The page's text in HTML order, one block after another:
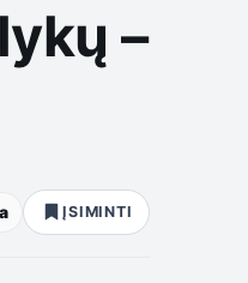
–
ĮSIMINTI